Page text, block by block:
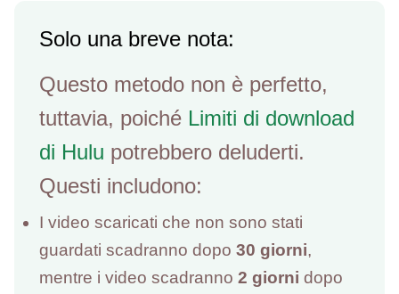
Solo una breve nota:
Questo metodo non è perfetto,
tuttavia, poiché Limiti di download
di Hulu potrebbero deluderti.
Questi includono:
I video scaricati che non sono stati
guardati scadranno dopo30 giorni,
mentre i video scadranno2 giorni dopo